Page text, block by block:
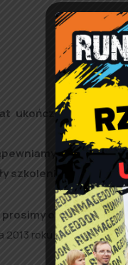
ukończenia
zwrot
szkoleniowe, serwis
o kontakt z
roku. Ilość miejsc